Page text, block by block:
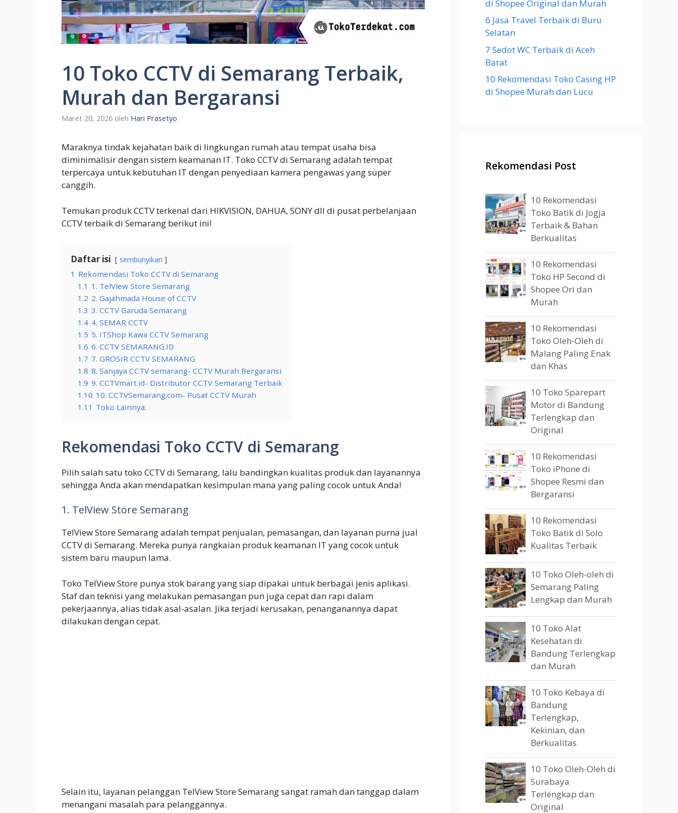
10 Toko CCTV di Semarang Terbaik,
Murah dan Bergaransi
Maret 20, 2026 oleh Hari Prasetyo
Maraknya tindak kejahatan baik di lingkungan rumah atau tempat usaha bisa
diminimalisir dengan sistem keamanan IT. Toko CCTV di Semarang adalah tempat
terpercaya untuk kebutuhan IT dengan penyediaan kamera pengawas yang super
canggih.
Temukan produk CCTV terkenal dari HIKVISION, DAHUA, SONY dll di pusat perbelanjaan
CCTV terbaik di Semarang berikut ini!
Daftar isi sembunyikan
1 Rekomendasi Toko CCTV di Semarang
1.1 1. TelView Store Semarang
1.2 2. Gajahmada House of CCTV
1.3 3. CCTV Garuda Semarang
1.4 4. SEMAR CCTV
1.5 5. ITShop Kawa CCTV Semarang
1.6 6. CCTV SEMARANG.ID
1.7 7. GROSIR CCTV SEMARANG
1.8 8. Sanjaya CCTV semarang- CCTV Murah Bergaransi
1.9 9. CCTVmart.id- Distributor CCTV Semarang Terbaik
1.10 10. CCTVSemarang.com- Pusat CCTV Murah
1.11 Toko Lainnya:
Rekomendasi Toko CCTV di Semarang
Pilih salah satu toko CCTV di Semarang, lalu bandingkan kualitas produk dan layanannya
sehingga Anda akan mendapatkan kesimpulan mana yang paling cocok untuk Anda!
1. TelView Store Semarang
TelView Store Semarang adalah tempat penjualan, pemasangan, dan layanan purna jual
CCTV di Semarang. Mereka punya rangkaian produk keamanan IT yang cocok untuk
sistem baru maupun lama.
Toko TelView Store punya stok barang yang siap dipakai untuk berbagai jenis aplikasi.
Staf dan teknisi yang melakukan pemasangan pun juga cepat dan rapi dalam
pekerjaannya, alias tidak asal-asalan. Jika terjadi kerusakan, penanganannya dapat
dilakukan dengan cepat.
Selain itu, layanan pelanggan TelView Store Semarang sangat ramah dan tanggap dalam
menangani masalah para pelanggannya.
di Shopee Original dan Murah
6 Jasa Travel Terbaik di Buru
Selatan
7 Sedot WC Terbaik di Aceh
Barat
10 Rekomendasi Toko Casing HP
di Shopee Murah dan Lucu
Rekomendasi Post
10 Rekomendasi
Toko Batik di Jogja
Terbaik & Bahan
Berkualitas
10 Rekomendasi
Toko HP Second di
Shopee Ori dan
Murah
10 Rekomendasi
Toko Oleh-Oleh di
Malang Paling Enak
dan Khas
10 Toko Sparepart
Motor di Bandung
Terlengkap dan
Original
10 Rekomendasi
Toko iPhone di
Shopee Resmi dan
Bergaransi
10 Rekomendasi
Toko Batik di Solo
Kualitas Terbaik
10 Toko Oleh-oleh di
Semarang Paling
Lengkap dan Murah
10 Toko Alat
Kesehatan di
Bandung Terlengkap
dan Murah
10 Toko Kebaya di
Bandung
Terlengkap,
Kekinian, dan
Berkualitas
10 Toko Oleh-Oleh di
Surabaya
Terlengkap dan
Original